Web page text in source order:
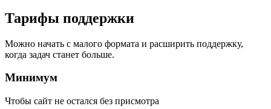
Тарифы поддержки
Можно начать с малого формата и расширить поддержку,
когда задач станет больше.
Минимум
Чтобы сайт не остался без присмотра